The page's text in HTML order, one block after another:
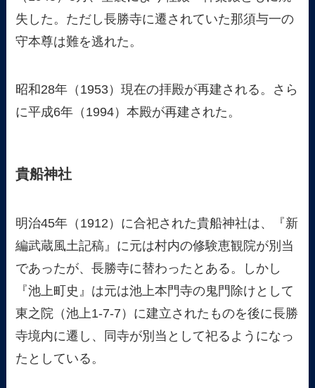
失した。ただし長勝寺に遷されていた那須与一の
守本尊は難を逃れた。
昭和28年（1953）現在の拝殿が再建される。さら
に平成6年（1994）本殿が再建された。
貴船神社
明治45年（1912）に合祀された貴船神社は、『新
編武蔵風土記稿』に元は村内の修験恵観院が別当
であったが、長勝寺に替わったとある。しかし
『池上町史』は元は池上本門寺の鬼門除けとして
東之院（池上1-7-7）に建立されたものを後に長勝
寺境内に遷し、同寺が別当として祀るようになっ
たとしている。